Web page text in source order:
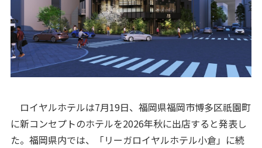
ロイヤルホテルは7月19日、福岡県福岡市博多区祇園町
に新コンセプトのホテルを2026年秋に出店すると発表し
た。福岡県内では、「リーガロイヤルホテル小倉」に続